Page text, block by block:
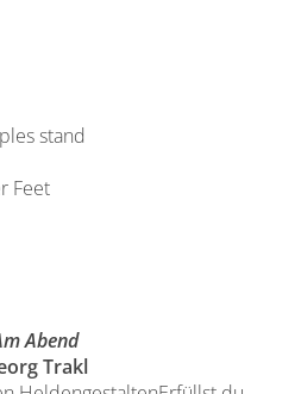
stand
Feet
Abend
Trakl